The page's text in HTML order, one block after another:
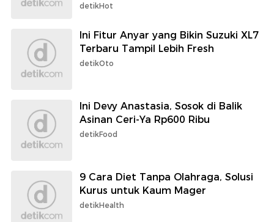
detikHot
Ini Fitur Anyar yang Bikin Suzuki XL7
Terbaru Tampil Lebih Fresh
detikOto
Ini Devy Anastasia, Sosok di Balik
Asinan Ceri-Ya Rp600 Ribu
detikFood
9 Cara Diet Tanpa Olahraga, Solusi
Kurus untuk Kaum Mager
detikHealth